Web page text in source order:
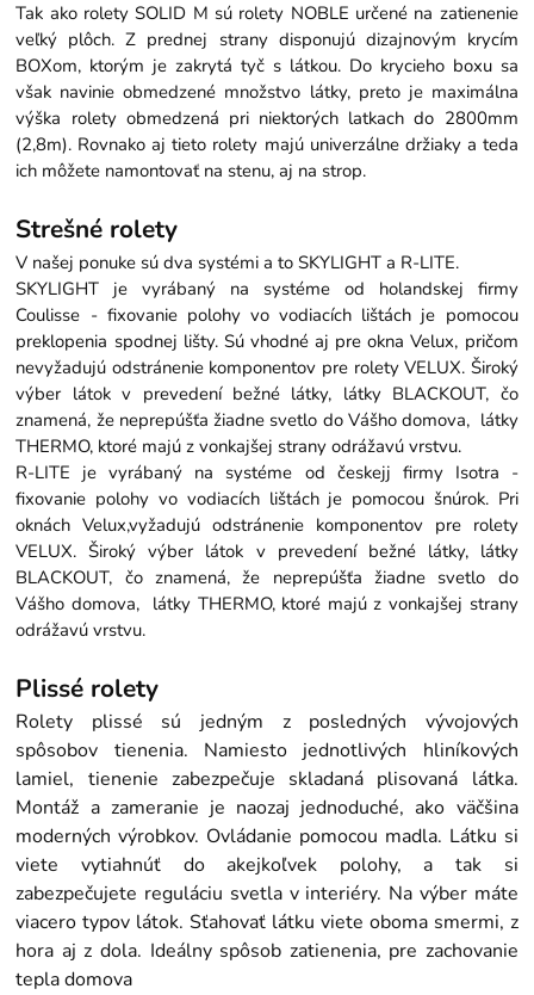
Tak ako rolety SOLID M sú rolety NOBLE určené na zatienenie
veľký plôch. Z prednej strany disponujú dizajnovým krycím
BOXom, ktorým je zakrytá tyč s látkou. Do krycieho boxu sa
však navinie obmedzené množstvo látky, preto je maximálna
výška rolety obmedzená pri niektorých latkach do 2800mm
(2,8m). Rovnako aj tieto rolety majú univerzálne držiaky a teda
ich môžete namontovať na stenu, aj na strop.
Strešné rolety
V našej ponuke sú dva systémi a to SKYLIGHT a R-LITE.
SKYLIGHT je vyrábaný na systéme od holandskej firmy
Coulisse - fixovanie polohy vo vodiacích lištách je pomocou
preklopenia spodnej lišty. Sú vhodné aj pre okna Velux, pričom
nevyžadujú odstránenie komponentov pre rolety VELUX. Široký
výber látok v prevedení bežné látky, látky BLACKOUT, čo
znamená, že neprepúšťa žiadne svetlo do Vášho domova, látky
THERMO, ktoré majú z vonkajšej strany odrážavú vrstvu.
R-LITE je vyrábaný na systéme od českejj firmy Isotra -
fixovanie polohy vo vodiacích lištách je pomocou šnúrok. Pri
oknách Velux,vyžadujú odstránenie komponentov pre rolety
VELUX. Široký výber látok v prevedení bežné látky, látky
BLACKOUT, čo znamená, že neprepúšťa žiadne svetlo do
Vášho domova, látky THERMO, ktoré majú z vonkajšej strany
odrážavú vrstvu.
Plissé rolety
Rolety plissé sú jedným z posledných vývojových
spôsobov tienenia. Namiesto jednotlivých hliníkových
lamiel, tienenie zabezpečuje skladaná plisovaná látka.
Montáž a zameranie je naozaj jednoduché, ako väčšina
moderných výrobkov. Ovládanie pomocou madla. Látku si
viete vytiahnúť do akejkoľvek polohy, a tak si
zabezpečujete reguláciu svetla v interiéry. Na výber máte
viacero typov látok. Sťahovať látku viete oboma smermi, z
hora aj z dola. Ideálny spôsob zatienenia, pre zachovanie
tepla domova